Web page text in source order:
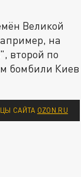
Великой
на
второй по
бомбили Киев
САЙТА OZON.RU